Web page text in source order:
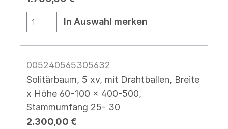
In Auswahl merken
005240565305632
Solitärbaum, 5 xv, mit Drahtballen, Breite
x Höhe 60-100 x 400-500,
Stammumfang 25- 30
2.300,00 €